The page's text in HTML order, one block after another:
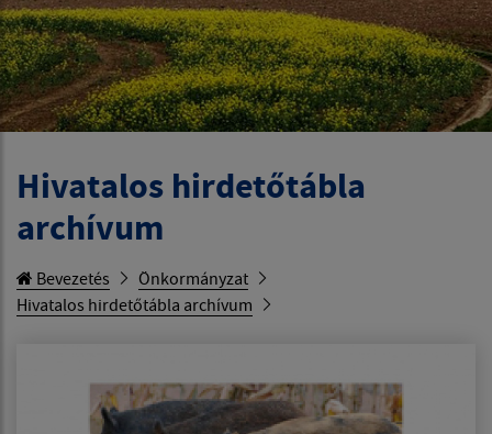
Hivatalos hirdetőtábla
archívum
Bevezetés
Önkormányzat
Hivatalos hirdetőtábla archívum